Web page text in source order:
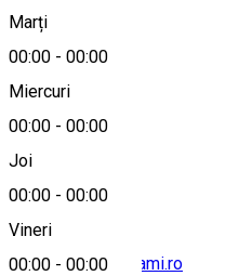
Marți
00:00 - 00:00
Miercuri
00:00 - 00:00
Joi
00:00 - 00:00
Vineri
00:00 - 00:00
Hartă
info@szentabrahami.ro